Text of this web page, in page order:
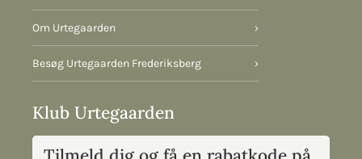
Om Urtegaarden ›
Besøg Urtegaarden Frederiksberg ›
Klub Urtegaarden